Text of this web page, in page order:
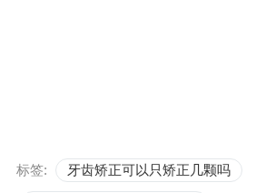
标签: 牙齿矫正可以只矫正几颗吗